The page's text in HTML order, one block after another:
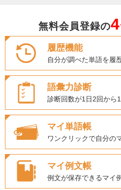
無料会員登録の4
履歴機能
自分が調べた単語を履
語彙力診断
診断回数が1日2回から
マイ単語帳
ワンクリックで自分の
マイ例文帳
例文が保存できるマイ